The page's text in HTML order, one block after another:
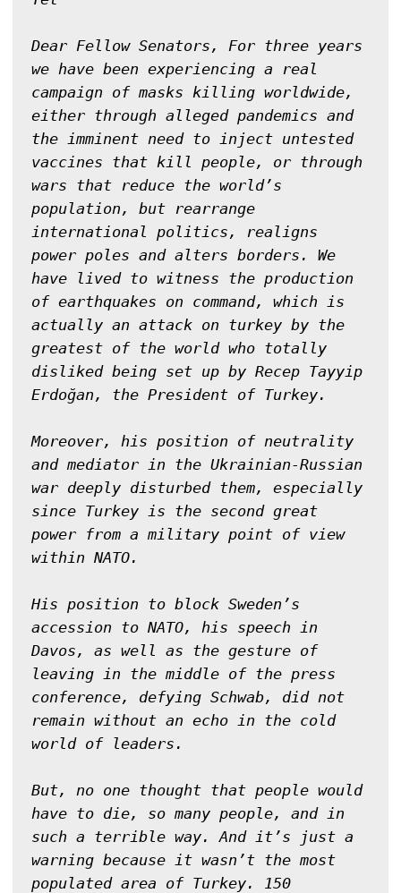
Dear Fellow Senators, For three years
we have been experiencing a real
campaign of masks killing worldwide,
either through alleged pandemics and
the imminent need to inject untested
vaccines that kill people, or through
wars that reduce the world’s
population, but rearrange
international politics, realigns
power poles and alters borders. We
have lived to witness the production
of earthquakes on command, which is
actually an attack on turkey by the
greatest of the world who totally
disliked being set up by Recep Tayyip
Erdoğan, the President of Turkey.
Moreover, his position of neutrality
and mediator in the Ukrainian-Russian
war deeply disturbed them, especially
since Turkey is the second great
power from a military point of view
within NATO.
His position to block Sweden’s
accession to NATO, his speech in
Davos, as well as the gesture of
leaving in the middle of the press
conference, defying Schwab, did not
remain without an echo in the cold
world of leaders.
But, no one thought that people would
have to die, so many people, and in
such a terrible way. And it’s just a
warning because it wasn’t the most
populated area of Turkey. 150